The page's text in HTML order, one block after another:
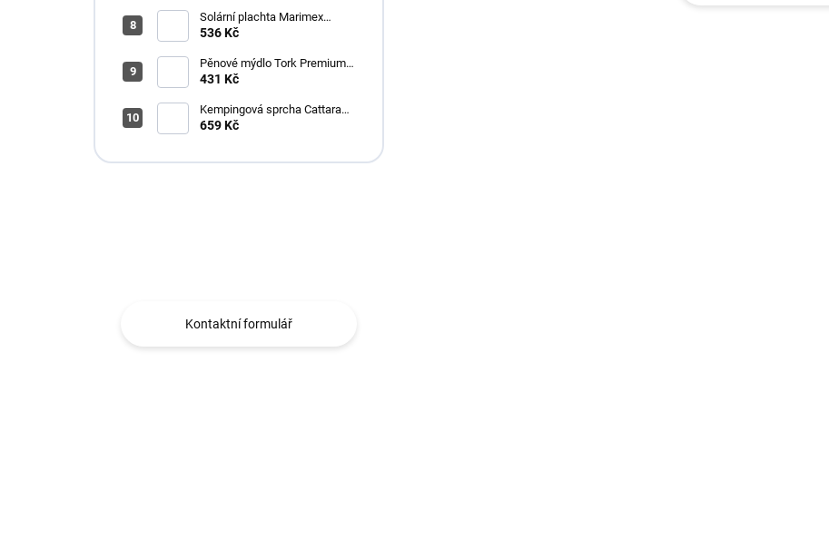
Solární plachta Marimex
průměr 3,6 m černá
536 Kč
Pěnové mýdlo Tork Premium
Antimikrobiální 1l S4
431 Kč
Kempingová sprcha Cattara
AKU
659 Kč
Kontaktní formulář